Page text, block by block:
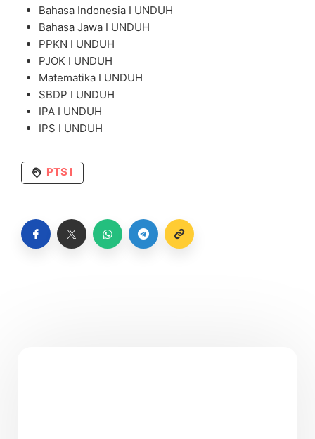
Bahasa Indonesia I UNDUH
Bahasa Jawa I UNDUH
PPKN I UNDUH
PJOK I UNDUH
Matematika I UNDUH
SBDP I UNDUH
IPA I UNDUH
IPS I UNDUH
PTS I